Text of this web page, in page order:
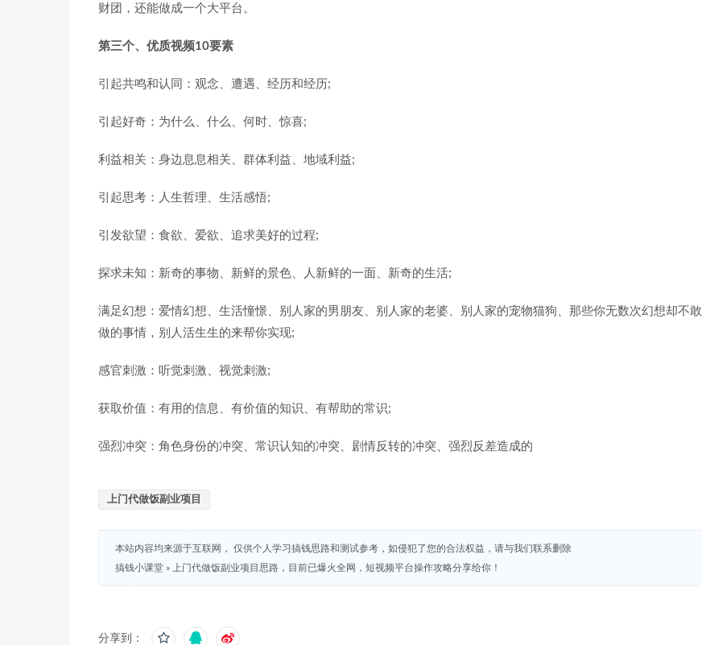
财团，还能做成一个大平台。
第三个、优质视频10要素
引起共鸣和认同：观念、遭遇、经历和经历;
引起好奇：为什么、什么、何时、惊喜;
利益相关：身边息息相关、群体利益、地域利益;
引起思考：人生哲理、生活感悟;
引发欲望：食欲、爱欲、追求美好的过程;
探求未知：新奇的事物、新鲜的景色、人新鲜的一面、新奇的生活;
满足幻想：爱情幻想、生活憧憬、别人家的男朋友、别人家的老婆、别人家的宠物猫狗、那些你无数次幻想却不敢
做的事情，别人活生生的来帮你实现;
感官刺激：听觉刺激、视觉刺激;
获取价值：有用的信息、有价值的知识、有帮助的常识;
强烈冲突：角色身份的冲突、常识认知的冲突、剧情反转的冲突、强烈反差造成的
上门代做饭副业项目
本站内容均来源于互联网， 仅供个人学习搞钱思路和测试参考，如侵犯了您的合法权益，请与我们联系删除
搞钱小课堂 » 上门代做饭副业项目思路，目前已爆火全网，短视频平台操作攻略分享给你！
分享到：